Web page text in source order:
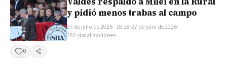
y pidió menos trabas al campo
27 de julio de 2026 · 18:28·27 de julio de 2026·
292 visualizaciones
0
Compartir